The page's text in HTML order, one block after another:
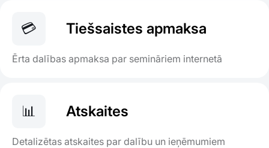
💳 Tiešsaistes apmaksa
Ērta dalības apmaksa par semināriem internetā
📊 Atskaites
Detalizētas atskaites par dalību un ieņēmumiem